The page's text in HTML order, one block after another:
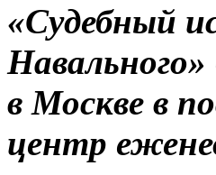
«Судебный
в Москве в
центр